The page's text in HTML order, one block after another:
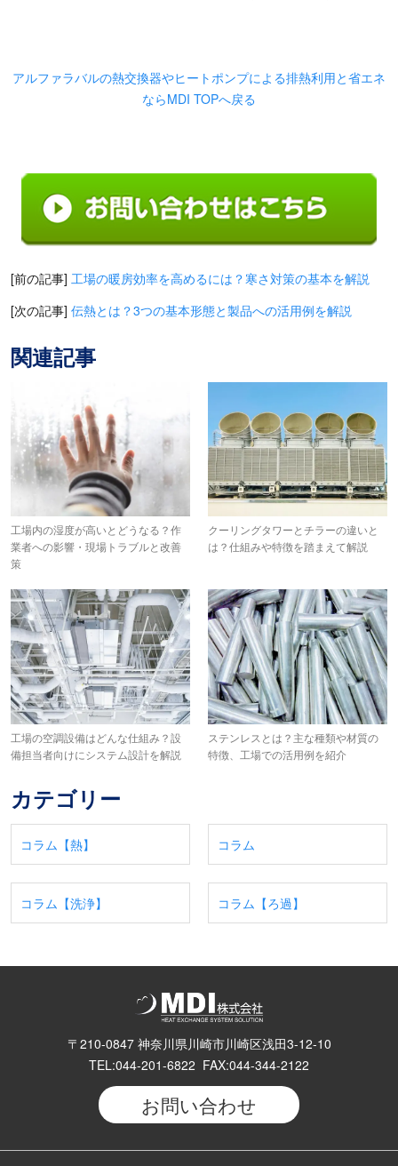
アルファラバルの熱交換器やヒートポンプによる排熱利用と省エネ
ならMDI TOPへ戻る
[前の記事] 工場の暖房効率を高めるには？寒さ対策の基本を解説
[次の記事] 伝熱とは？3つの基本形態と製品への活用例を解説
関連記事
工場内の湿度が高いとどうなる？作
業者への影響・現場トラブルと改善
策
クーリングタワーとチラーの違いと
は？仕組みや特徴を踏まえて解説
工場の空調設備はどんな仕組み？設
備担当者向けにシステム設計を解説
ステンレスとは？主な種類や材質の
特徴、工場での活用例を紹介
カテゴリー
コラム【熱】 コラム
コラム【洗浄】 コラム【ろ過】
〒210-0847 神奈川県川崎市川崎区浅田3-12-10
TEL:044-201-6822 FAX:044-344-2122
お問い合わせ